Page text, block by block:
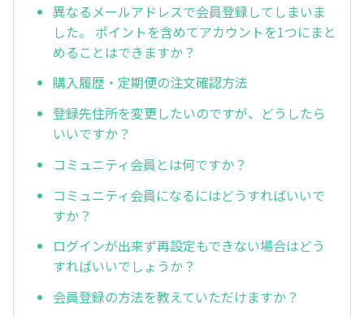
異なるメールアドレスで会員登録してしまいま
した。 ポイントを含めてアカウントを1つにまと
めることはできますか？
購入履歴・定期便の注文確認方法
登録先住所を変更したいのですが、どうしたら
いいですか？
コミュニティ会員とは何ですか？
コミュニティ会員になるにはどうすればいいで
すか？
ログインが出来ず再設定もできない場合はどう
すればいいでしょうか？
会員登録の方法を教えていただけますか？